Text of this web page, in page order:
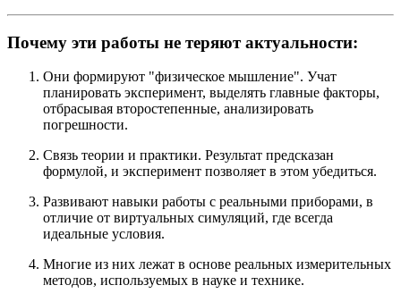
Почему эти работы не теряют актуальности:
Они формируют "физическое мышление". Учат
планировать эксперимент, выделять главные факторы,
отбрасывая второстепенные, анализировать
погрешности.
Связь теории и практики. Результат предсказан
формулой, и эксперимент позволяет в этом убедиться.
Развивают навыки работы с реальными приборами, в
отличие от виртуальных симуляций, где всегда
идеальные условия.
Многие из них лежат в основе реальных измерительных
методов, используемых в науке и технике.